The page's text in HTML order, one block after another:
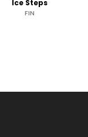
Ice Steps
FIN